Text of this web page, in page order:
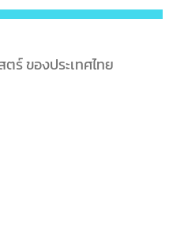
ร์ ของประเทศไทย